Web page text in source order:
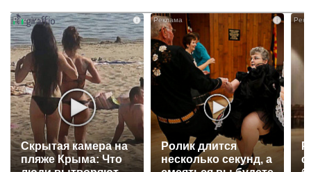
i
Скрытая камера на
пляже Крыма: Что
Ролик длится
несколько секунд, а